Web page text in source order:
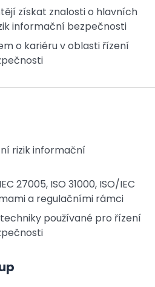
získat znalosti o hlavních
informační bezpečnosti
o kariéru v oblasti řízení
rizik informační
27005, ISO 31000, ISO/IEC
a regulačními rámci
používané pro řízení